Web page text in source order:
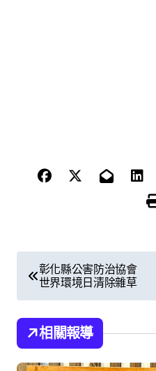
文
章
導
覽
彰化縣公害防治協會
世界環境日清除雜草
相關報導